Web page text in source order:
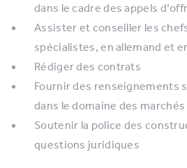
dans le cadre des appels
Assister et conseiller les
spécialistes, en allemand et
Rédiger des contrats
Fournir des renseignements
dans le domaine des
Soutenir la police des
questions juridiques